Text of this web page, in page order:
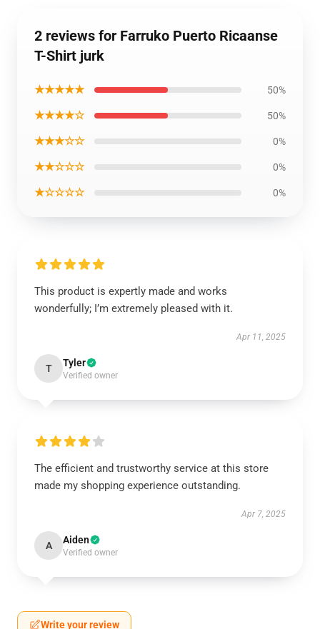
2 reviews for Farruko Puerto Ricaanse
T-Shirt jurk
★★★★★ 50%
★★★★☆ 50%
★★★☆☆ 0%
★★☆☆☆ 0%
★☆☆☆☆ 0%
This product is expertly made and works
wonderfully; I’m extremely pleased with it.
Apr 11, 2025
T Tyler
Verified owner
The efficient and trustworthy service at this store
made my shopping experience outstanding.
Apr 7, 2025
A Aiden
Verified owner
Write your review